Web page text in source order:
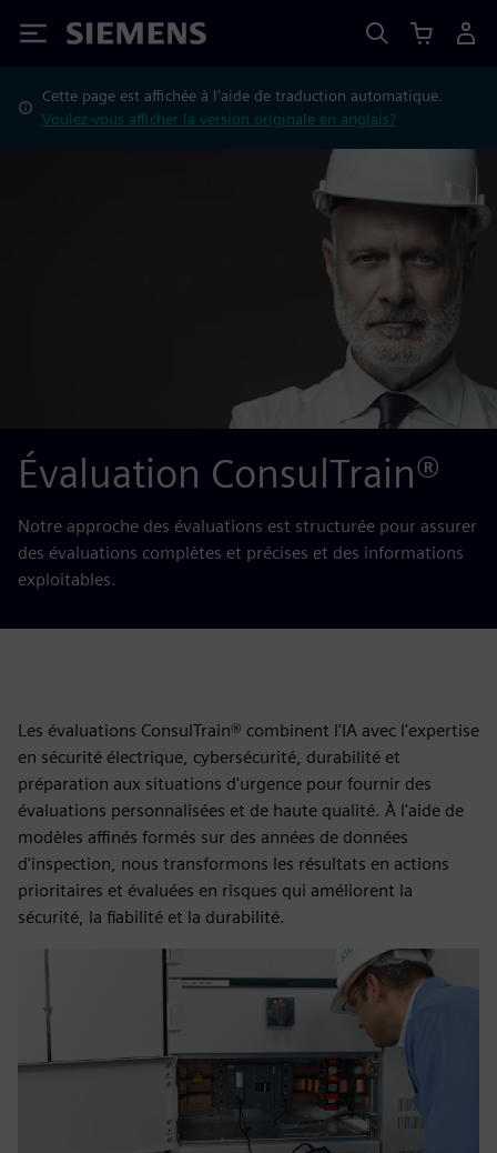
Siemens
Cette page est affichée à l'aide de traduction automatique.
Voulez-vous afficher la version originale en anglais?
Évaluation ConsulTrain®
Notre approche des évaluations est structurée pour assurer
des évaluations complètes et précises et des informations
exploitables.
Les évaluations ConsulTrain® combinent l'IA avec l'expertise
en sécurité électrique, cybersécurité, durabilité et
préparation aux situations d'urgence pour fournir des
évaluations personnalisées et de haute qualité. À l'aide de
modèles affinés formés sur des années de données
d'inspection, nous transformons les résultats en actions
prioritaires et évaluées en risques qui améliorent la
sécurité, la fiabilité et la durabilité.